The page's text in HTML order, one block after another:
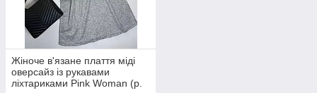
Жіноче в'язане плаття міді
оверсайз із рукавами
ліхтариками Pink Woman (р.